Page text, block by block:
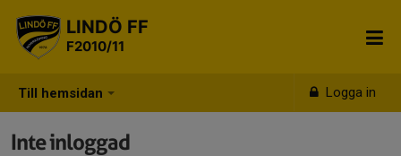
Till hemsidan Logga in
LINDÖ FF
F2010/11
Inte inloggad